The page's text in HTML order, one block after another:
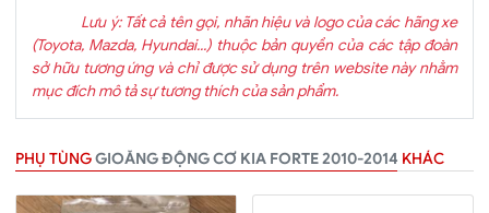
Lưu ý: Tất cả tên gọi, nhãn hiệu và logo của các hãng xe
(Toyota, Mazda, Hyundai...) thuộc bản quyền của các tập đoàn
sở hữu tương ứng và chỉ được sử dụng trên website này nhằm
mục đích mô tả sự tương thích của sản phẩm.
PHỤ TÙNGGIOĂNG ĐỘNG CƠ KIA FORTE 2010-2014 KHÁC